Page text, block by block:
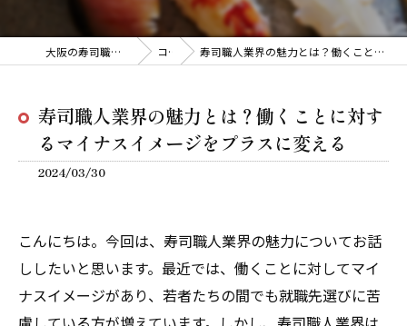
大阪の寿司職人は有限会社大興寿司 コラム 寿司職人業界の魅力とは？働くことに対するマイナスイメージをプラスに変える
寿司職人業界の魅力とは？働くことに対す
るマイナスイメージをプラスに変える
2024/03/30
こんにちは。今回は、寿司職人業界の魅力についてお話
ししたいと思います。最近では、働くことに対してマイ
ナスイメージがあり、若者たちの間でも就職先選びに苦